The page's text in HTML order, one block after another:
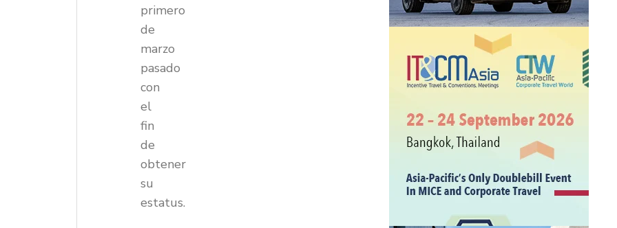
primero
de
marzo
pasado
con
el
fin
de
obtener
su
estatus.